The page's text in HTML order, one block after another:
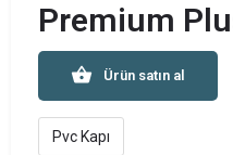
Premium
Ürün satın al
Pvc Kapı